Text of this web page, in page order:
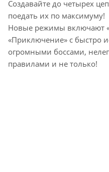
Создавайте до четырех
поедать их по максимуму!
Новые режимы включают
«Приключение» с быстро
огромными боссами,
правилами и не только!